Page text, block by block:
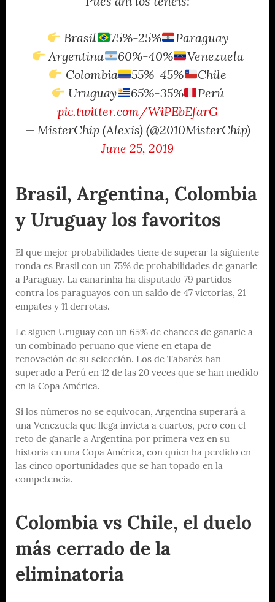
Pues ahí los tenéis:
Brasil 75%-25%
Paraguay
Argentina
60%-40%
Venezuela
Colombia
55%-45%
Chile
Uruguay
65%-35%
Perú
pic.twitter.com/WiPEbEfarG
— MisterChip (Alexis) (@2010MisterChip)
June 25, 2019
Brasil, Argentina, Colombia
y Uruguay los favoritos
El que mejor probabilidades tiene de superar la siguiente
ronda es Brasil con un 75% de probabilidades de ganarle
a Paraguay. La canarinha ha disputado 79 partidos
contra los paraguayos con un saldo de 47 victorias, 21
empates y 11 derrotas.
Le siguen Uruguay con un 65% de chances de ganarle a
un combinado peruano que viene en etapa de
renovación de su selección. Los de Tabaréz han
superado a Perú en 12 de las 20 veces que se han medido
en la Copa América.
Si los números no se equivocan, Argentina superará a
una Venezuela que llega invicta a cuartos, pero con el
reto de ganarle a Argentina por primera vez en su
historia en una Copa América, con quien ha perdido en
las cinco oportunidades que se han topado en la
competencia.
Colombia vs Chile, el duelo
más cerrado de la
eliminatoria